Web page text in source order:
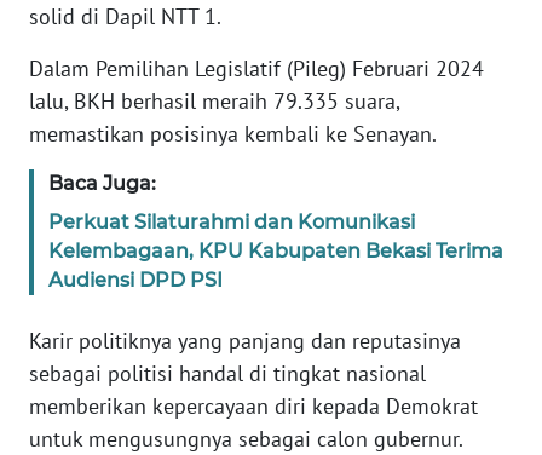
solid di Dapil NTT 1.
Dalam Pemilihan Legislatif (Pileg) Februari 2024
lalu, BKH berhasil meraih 79.335 suara,
memastikan posisinya kembali ke Senayan.
Baca Juga:
Perkuat Silaturahmi dan Komunikasi
Kelembagaan, KPU Kabupaten Bekasi Terima
Audiensi DPD PSI
Karir politiknya yang panjang dan reputasinya
sebagai politisi handal di tingkat nasional
memberikan kepercayaan diri kepada Demokrat
untuk mengusungnya sebagai calon gubernur.
WN
WN
PAPUA
WN
RIAU
SERAMBI
WN
JAMBI